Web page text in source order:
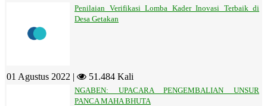
Penilaian Verifikasi Lomba Kader Inovasi Terbaik di
Desa Getakan
01 Agustus 2022 | 51.484 Kali
NGABEN: UPACARA PENGEMBALIAN UNSUR
PANCA MAHA BHUTA